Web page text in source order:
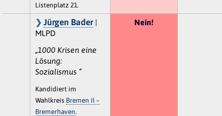
Listenplatz 21.
Jürgen Bader|
MLPD
„1000 Krisen eine
Lösung:
Sozialismus “
Kandidiert im
Wahlkreis Bremen II –
Bremerhaven.
Nein!